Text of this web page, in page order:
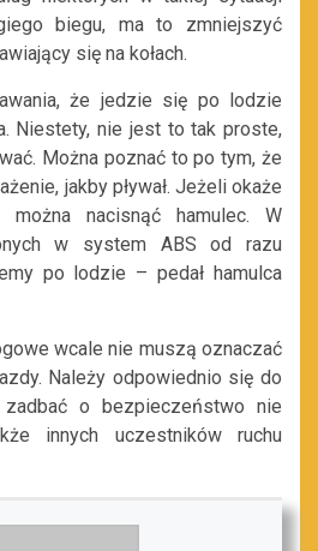
biegu, ma to zmniejszyć
się na kołach.
że jedzie się po lodzie
Niestety, nie jest to tak proste,
Można poznać to po tym, że
jakby pływał. Jeżeli okaże
nacisnąć hamulec. W
w system ABS od razu
po lodzie – pedał hamulca
wcale nie muszą oznaczać
Należy odpowiednio się do
o bezpieczeństwo nie
innych uczestników ruchu